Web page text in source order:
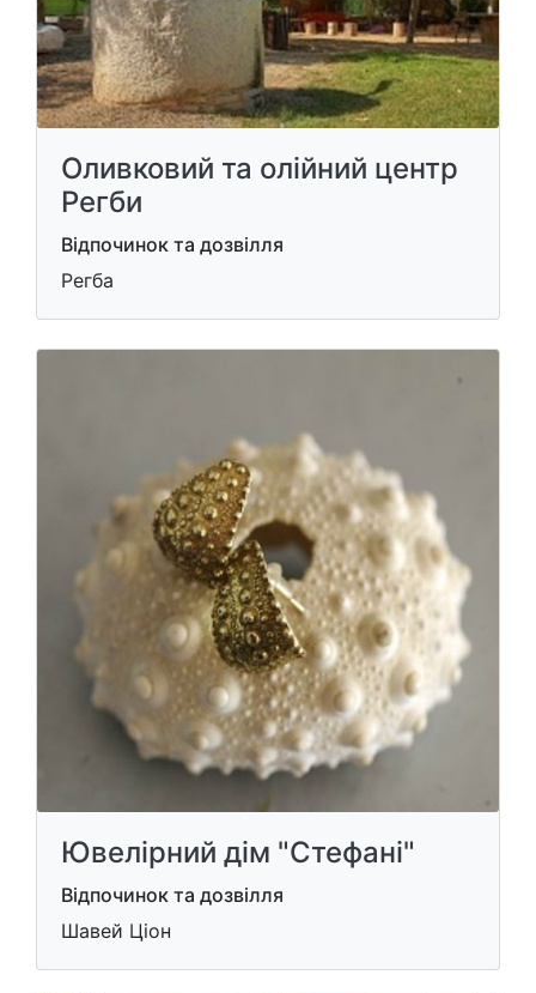
Оливковий та олійний центр
Регби
Відпочинок та дозвілля
Регба
Ювелірний дім "Стефані"
Відпочинок та дозвілля
Шавей Ціон